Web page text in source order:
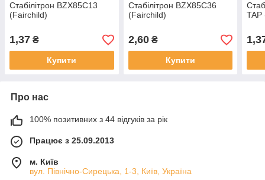
Стабілітрон BZX85C13
(Fairchild)
1,37 ₴
Купити
Стабілітрон BZX85C36
(Fairchild)
2,60₴
Купити
TAP
Про нас
100% позитивних з 44 відгуків за рік
Працює з 25.09.2013
м. Київ
вул. Північно-Сирецька, 1-3, Київ, Україна